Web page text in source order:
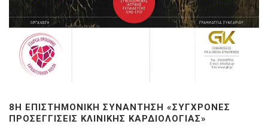
8Η ΕΠΙΣΤΗΜΟΝΙΚΉ ΣΥΝΆΝΤΗΣΗ «ΣΎΓΧΡΟΝΕΣ
ΠΡΟΣΕΓΓΊΣΕΙΣ ΚΛΙΝΙΚΉΣ ΚΑΡΔΙΟΛΟΓΊΑΣ»